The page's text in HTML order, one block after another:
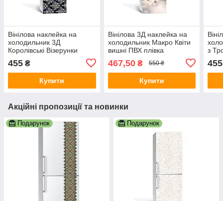
Вінілова наклейка на
холодильник 3Д
Королівські Візерунки
600х1800 мм Абстракція
Чорний
455 ₴
Купити
Вінілова 3Д наклейка на
холодильник Макро Квіти
вишні ПВХ плівка
Бежевий 650х2000 мм
467,50₴ 550 ₴
Купити
з
455
Акційні пропозиції та новинки
Подарунок Подарунок